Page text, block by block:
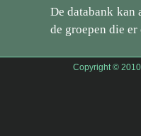
De databank kan
de groepen die
Copyright ©